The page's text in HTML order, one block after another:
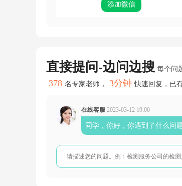
添加微信
直接提问-边问边搜 每个问
378 名专家老师， 3分钟 快速回复，已
在线客服 2023-03-12 19:00
同学，你好，你遇到了什么问